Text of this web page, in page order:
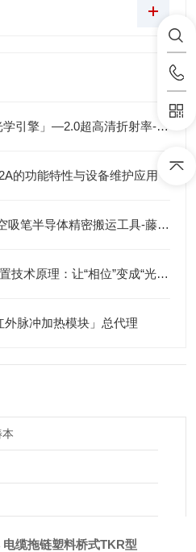
日本HOYA豪雅「高折射光学引擎」—2.0超高清折射率-总代理藤田光学
的功能特性与设备维护应用
日本福乐（FLUORO）真空吸笔半导体精密搬运工具-藤田光学
KOBRA-WX位相差測定装置技术原理：让“相位”变成“光强”
外脉冲加热模块」总代理
缆拖链塑料桥式TKR型